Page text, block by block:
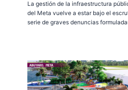
La gestión de la infraestructura
del Meta vuelve a estar bajo el
serie de graves denuncias